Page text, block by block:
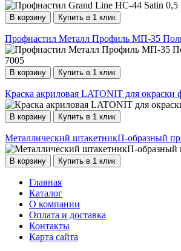
В корзину Купить в 1 клик
Профнастил Металл Профиль МП-35
В корзину Купить в 1 клик
Краска акриловая LATONIT для окраски
В корзину Купить в 1 клик
Металлический штакетникП-образный
В корзину Купить в 1 клик
Главная
Каталог
О компании
Оплата и доставка
Контакты
Карта сайта